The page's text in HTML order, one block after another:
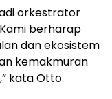
orkestrator
berharap
dan ekosistem
kemakmuran
kata Otto.